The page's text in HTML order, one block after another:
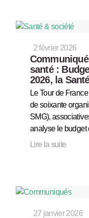
2 février 2026
santé :
2026, la
Le Tour de
de soixante
SMG),
analyse le
Lire la suite
27 janvier 2026